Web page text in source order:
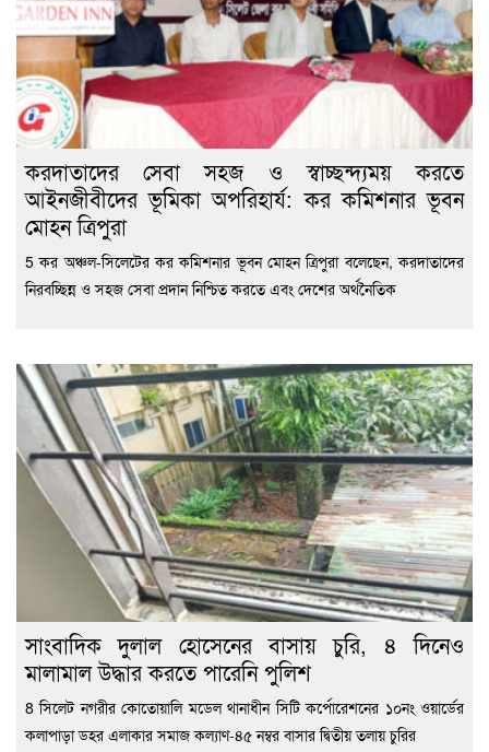
করদাতাদের সেবা সহজ ও স্বাচ্ছন্দ্যময় করতে
আইনজীবীদের ভূমিকা অপরিহার্য: কর কমিশনার ভূবন
মোহন ত্রিপুরা
5 কর অঞ্চল-সিলেটের কর কমিশনার ভূবন মোহন ত্রিপুরা বলেছেন, করদাতাদের
নিরবচ্ছিন্ন ও সহজ সেবা প্রদান নিশ্চিত করতে এবং দেশের অর্থনৈতিক
সাংবাদিক দুলাল হোসেনের বাসায় চুরি, ৪ দিনেও
মালামাল উদ্ধার করতে পারেনি পুলিশ
8 সিলেট নগরীর কোতোয়ালি মডেল থানাধীন সিটি কর্পোরেশনের ১০নং ওয়ার্ডের
কলাপাড়া ডহর এলাকার সমাজ কল্যাণ-৪৫ নম্বর বাসার দ্বিতীয় তলায় চুরির